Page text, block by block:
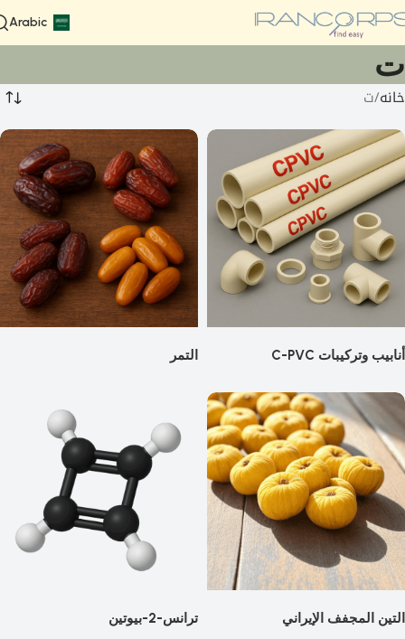
Arabic
ت
خانه ت
أنابيب وتركيبات C-PVC التمر
التين المجفف الإيراني ترانس-2-بيوتين